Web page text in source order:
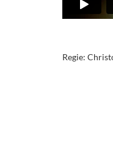
Regie: